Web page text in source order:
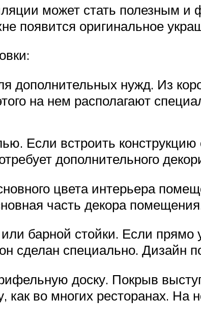
может стать полезным
появится оригинальное
дополнительных нужд. Из
на нем располагают
Если встроить конструкцию
дополнительного
цвета интерьера
часть декора
барной стойки. Если
сделан специально. Дизайн
доску. Покрыв
как во многих ресторанах.